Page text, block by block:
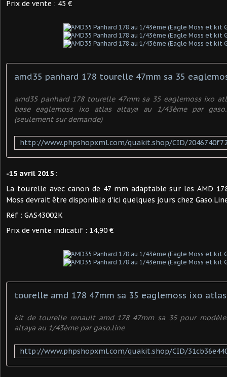
Prix de vente : 45 €
amd35 panhard 178 tourelle 47mm sa 35 eaglemoss ixo
base eaglemoss ixo atlas altaya au 1/43ème par
(seulement sur demande)
-15 avril 2015 :
La tourelle avec canon de 47 mm adaptable sur les AMD
Moss devrait être disponible d'ici quelques jours chez
Réf : GAS43002K
Prix de vente indicatif : 14,90 €
tourelle amd 178 47mm sa 35 eaglemoss ixo
kit de tourelle renault amd 178 47mm sa 35 pour
altaya au 1/43ème par gaso.line